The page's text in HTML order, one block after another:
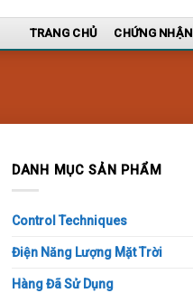
TRANG CHỦ CHỨNG NHẬN
DANH MỤC SẢN PHẨM
Control Techniques
Điện Năng Lượng Mặt Trời
Hàng Đã Sử Dụng